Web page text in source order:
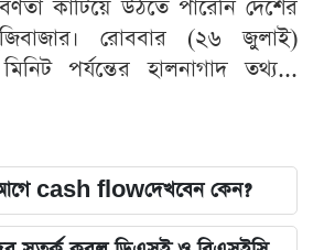
কাটিয়ে উঠতে পারেনি দেশের
রোববার (২৬ জুলাই)
পর্যন্তের হালনাগাদ তথ্য...
আগে cash flowদেখবেন কেন?